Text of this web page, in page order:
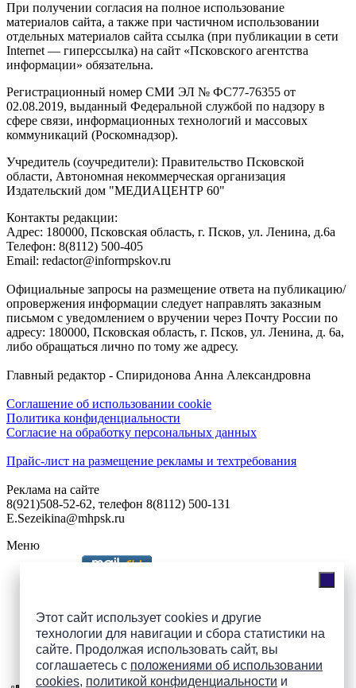
Этот сайт использует cookies и другие
технологии для навигации и сбора статистики на
сайте. Продолжая использовать сайт, вы
соглашаетесь с положениями об использовании
cookies, политикой конфиденциальности и
При получении согласия на полное использование
материалов сайта, а также при частичном использовании
отдельных материалов сайта ссылка (при публикации в сети
Internet — гиперссылка) на сайт «Псковского агентства
информации» обязательна.
Регистрационный номер СМИ ЭЛ № ФС77-76355 от
02.08.2019, выданный Федеральной службой по надзору в
сфере связи, информационных технологий и массовых
коммуникаций (Роскомнадзор).
Учредитель (соучредители): Правительство Псковской
области, Автономная некоммерческая организация
Издательский дом "МЕДИАЦЕНТР 60"
Контакты редакции:
Адреc: 180000, Псковская область, г. Псков, ул. Ленина, д.6а
Телефон: 8(8112) 500-405
Email: redactor@informpskov.ru
Официальные запросы на размещение ответа на публикацию/
опровержения информации следует направлять заказным
письмом с уведомлением о вручении через Почту России по
адресу: 180000, Псковская область, г. Псков, ул. Ленина, д. 6а,
либо обращаться лично по тому же адресу.
Главный редактор - Спиридонова Анна Александровна
Соглашение об использовании cookie
Политика конфиденциальности
Согласие на обработку персональных данных
Прайс-лист на размещение рекламы и техтребования
Реклама на сайте
8(921)508-52-62, телефон 8(8112) 500-131
E.Sezeikina@mhpsk.ru
Меню
Подпишись на группы
ПАИ в соцсетях!